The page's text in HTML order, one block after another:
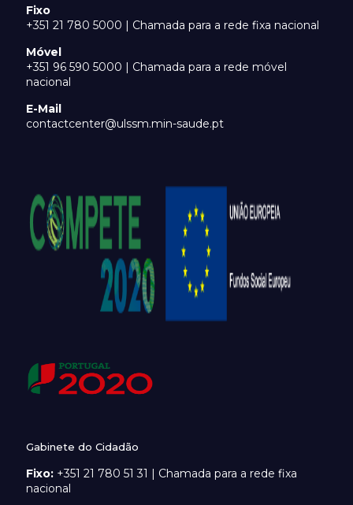
Fixo
+351 21 780 5000 | Chamada para a rede fixa nacional
Móvel
+351 96 590 5000 | Chamada para a rede móvel
nacional
E-Mail
contactcenter@ulssm.min-saude.pt
Gabinete do Cidadão
Fixo: +351 21 780 51 31 | Chamada para a rede fixa
nacional